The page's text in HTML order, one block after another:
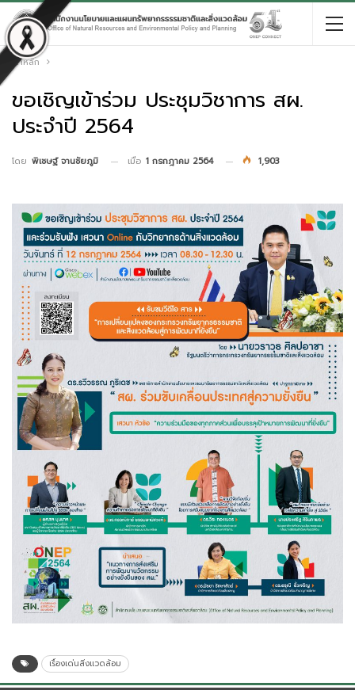
หน้าหลัก
ขอเชิญเข้าร่วม ประชุมวิชาการ สผ.
ประจำปี 2564
โดย พิเชษฐ์ จานชัยภูมิ เมื่อ 1 กรกฎาคม 2564 1,903
เรื่องเด่นสิ่งแวดล้อม